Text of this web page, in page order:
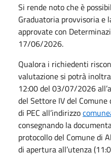
Si rende noto che è
Graduatoria provvisoria e
approvate con
17/06/2026.
Qualora i richiedenti
valutazione si potrà
12:00 del 03/07/2026
del Settore IV del
di PEC all’indirizzo
consegnando la
protocollo del Comune di
di apertura all’utenza